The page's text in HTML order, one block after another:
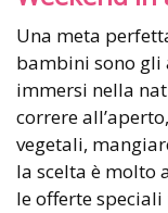
Una meta
bambini sono gli
immersi nella
correre
vegetali,
la scelta è molto
le offerte